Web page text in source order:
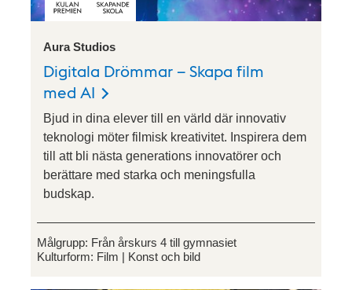
Aura Studios
Digitala Drömmar – Skapa film
med AI
Bjud in dina elever till en värld där innovativ
teknologi möter filmisk kreativitet. Inspirera dem
till att bli nästa generations innovatörer och
berättare med starka och meningsfulla
budskap.
Målgrupp: Från årskurs 4 till gymnasiet
Kulturform: Film Konst och bild